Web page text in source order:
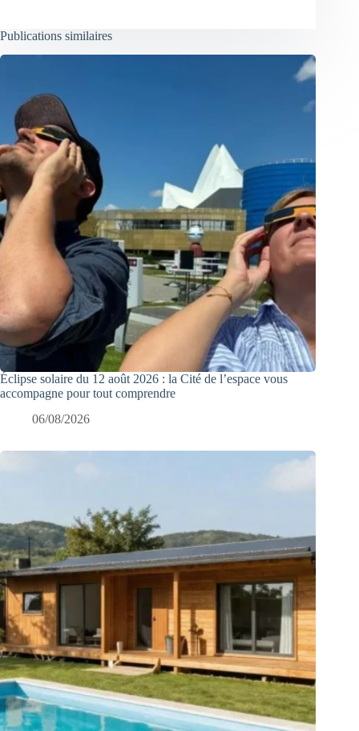
Publications similaires
Éclipse solaire du 12 août 2026 : la Cité de l’espace vous
accompagne pour tout comprendre
06/08/2026